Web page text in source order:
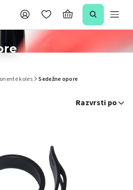
koles Sedežne opore
Razvrsti po